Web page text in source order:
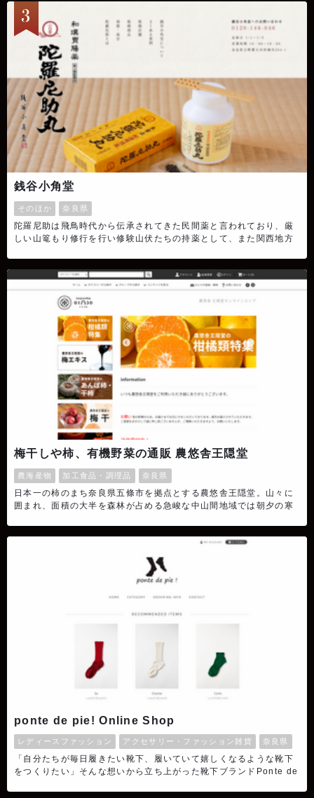
ます。年々、入手困難/希少高額なヴィンテージ。そんな背景を基に
日本人体型に合わせた拘りのオリジナル製作販売も行っています。
銭谷小角堂
そのほか 奈良県
陀羅尼助は飛鳥時代から伝承されてきた民間薬と言われており、厳
しい山篭もり修行を行い修験山伏たちの持薬として、また関西地方
ます。銭谷小角堂は、洞川温泉に店を構え、古くから修験山伏や観
光に訪れる人々へ陀羅尼助を提供してきました。
梅干しや柿、有機野菜の通販 農悠舎王隠堂
農海産物 加工食品・調理品 奈良県
日本一の柿のまち奈良県五條市を拠点とする農悠舎王隠堂。山々に
囲まれ、面積の大半を森林が占める急峻な中山間地域では朝夕の寒
品、原材料にこだわり余計な添加物は使わない加工品を食卓へお届
けしています。また、食と農の魅力を発信し地域と都市をつなぐ活
動を生産者と力を合わせて進めています。
ponte de pie! Online Shop
レディースファッション アクセサリー・ファッション雑貨 奈良県
「自分たちが毎日履きたい靴下、履いていて嬉しくなるような靴下
をつくりたい」そんな想いから立ち上がった靴下ブランドPonte de